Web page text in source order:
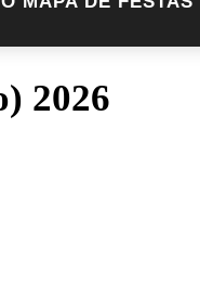
2026